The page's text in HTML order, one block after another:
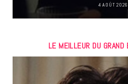
4 AOÛT 2026
LE MEILLEUR DU GRAND